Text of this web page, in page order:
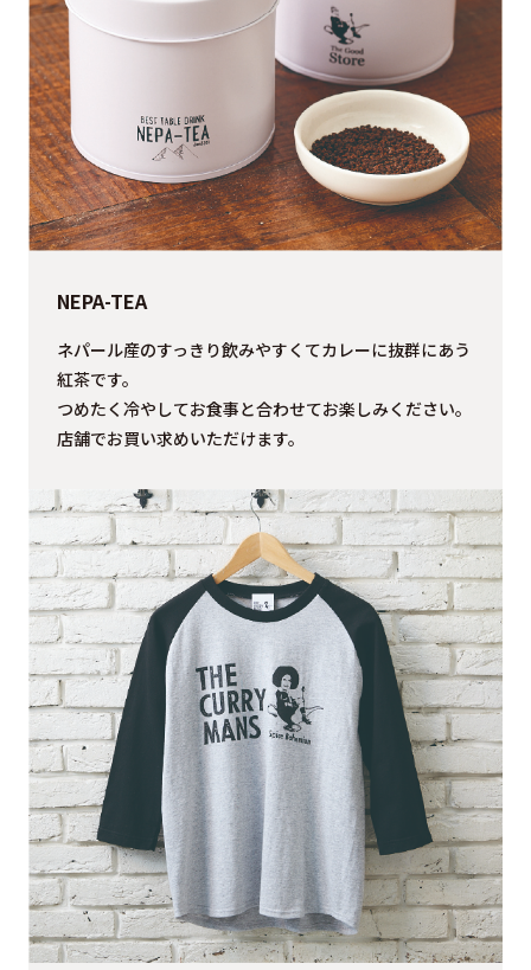
NEPA-TEA
ネパール産のすっきり飲みやすくてカレーに抜群にあう
紅茶です。
つめたく冷やしてお食事と合わせてお楽しみください。
店舗でお買い求めいただけます。